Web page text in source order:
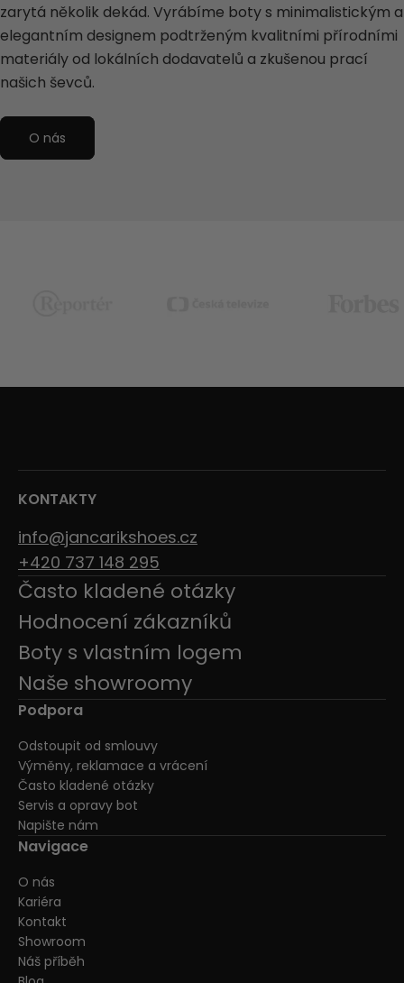
zarytá několik dekád. Vyrábíme boty s minimalistickým a
elegantním designem podtrženým kvalitními přírodními
materiály od lokálních dodavatelů a zkušenou prací
našich ševců.
O nás
KONTAKTY
info@jancarikshoes.cz
+420 737 148 295
Často kladené otázky
Hodnocení zákazníků
Boty s vlastním logem
Naše showroomy
Podpora
Odstoupit od smlouvy
Výměny, reklamace a vrácení
Často kladené otázky
Servis a opravy bot
Napište nám
Navigace
O nás
Kariéra
Kontakt
Showroom
Náš příběh